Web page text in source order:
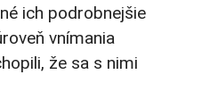
ich podrobnejšie
vnímania
že sa s nimi